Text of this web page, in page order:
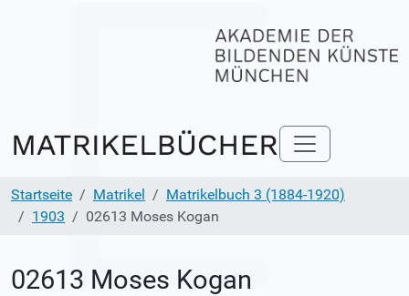
Startseite Matrikel
Matrikelbuch 3 (1884-1920)
1903
02613 Moses Kogan
02613 Moses Kogan